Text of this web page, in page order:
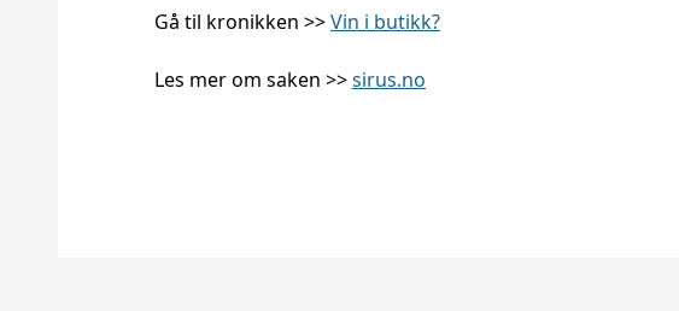
Gå til kronikken >>Vin i butikk?
Les mer om saken >>sirus.no